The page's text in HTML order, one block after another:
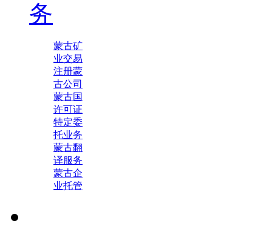
务
蒙古矿
业交易
注册蒙
古公司
蒙古国
许可证
特定委
托业务
蒙古翻
译服务
蒙古企
业托管